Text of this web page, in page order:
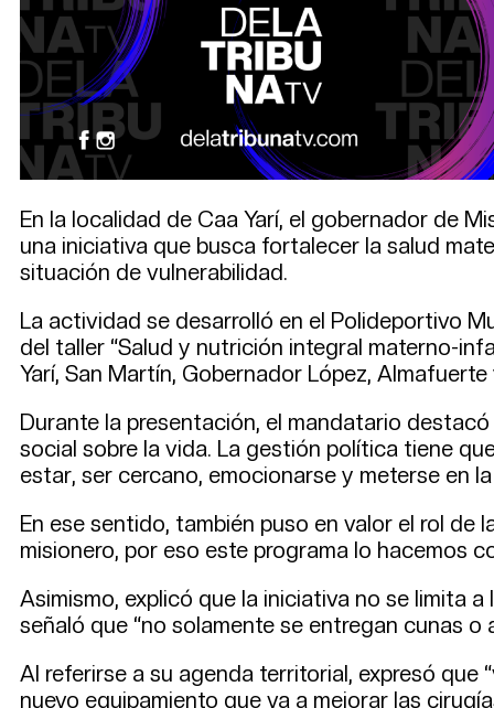
En la localidad de Caa Yarí, el gobernador de
una iniciativa que busca fortalecer la salud
situación de vulnerabilidad.
La actividad se desarrolló en el Polideportivo
del taller “Salud y nutrición integral materno-
Yarí, San Martín, Gobernador López,
Durante la presentación, el mandatario
social sobre la vida. La gestión política tiene
estar, ser cercano, emocionarse y meterse en
En ese sentido, también puso en valor el rol de
misionero, por eso este programa lo hacemos
Asimismo, explicó que la iniciativa no se limita
señaló que “no solamente se entregan cunas
Al referirse a su agenda territorial, expresó que
nuevo equipamiento que va a mejorar las